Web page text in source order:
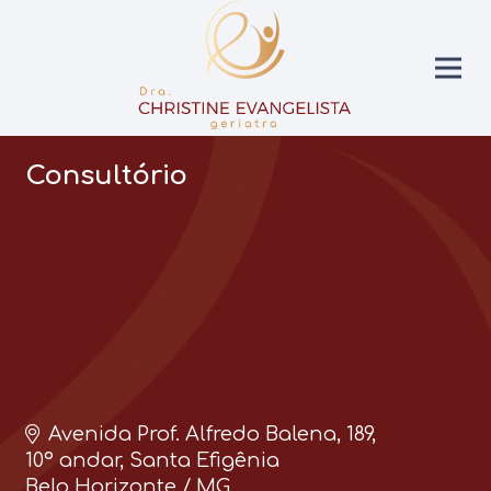
Consultório
Avenida Prof. Alfredo Balena, 189,
10º andar, Santa Efigênia
Belo Horizonte / MG